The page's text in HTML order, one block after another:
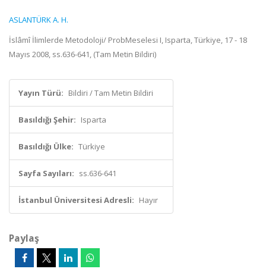
ASLANTÜRK A. H.
İslâmî İlimlerde Metodoloji/ ProbMeselesi I, Isparta, Türkiye, 17 - 18
Mayıs 2008, ss.636-641, (Tam Metin Bildiri)
Yayın Türü: Bildiri / Tam Metin Bildiri
Basıldığı Şehir: Isparta
Basıldığı Ülke: Türkiye
Sayfa Sayıları: ss.636-641
İstanbul Üniversitesi Adresli: Hayır
Paylaş